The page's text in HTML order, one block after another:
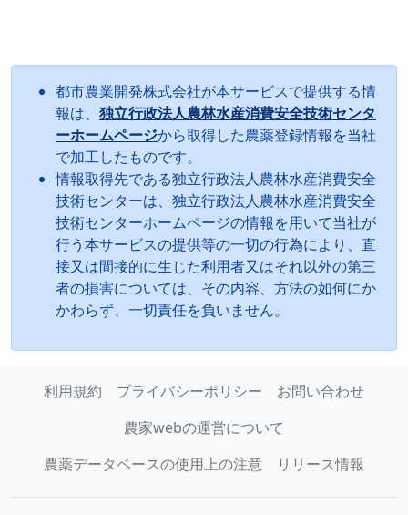
都市農業開発株式会社が本サービスで提供する情
報は、 独立行政法人農林水産消費安全技術センタ
ーホームページから取得した農薬登録情報を当社
で加工したものです。
情報取得先である独立行政法人農林水産消費安全
技術センターは、独立行政法人農林水産消費安全
技術センターホームページの情報を用いて当社が
行う本サービスの提供等の一切の行為により、直
接又は間接的に生じた利用者又はそれ以外の第三
者の損害については、その内容、方法の如何にか
かわらず、一切責任を負いません。
利用規約 プライバシーポリシー
お問い合わせ
農家webの運営について
農薬データベースの使用上の注意
リリース情報